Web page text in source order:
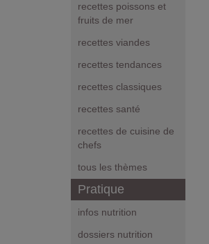
recettes poissons et
fruits de mer
recettes viandes
recettes tendances
recettes classiques
recettes santé
recettes de cuisine de
chefs
tous les thèmes
Pratique
infos nutrition
dossiers nutrition